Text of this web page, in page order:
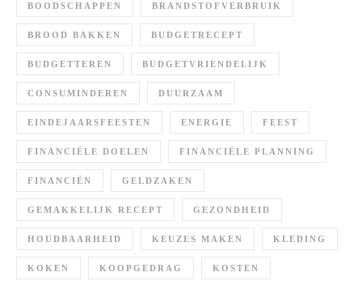
BOODSCHAPPEN BRANDSTOFVERBRUIK
BROOD BAKKEN BUDGETRECEPT
BUDGETTEREN BUDGETVRIENDELIJK
CONSUMINDEREN DUURZAAM
EINDEJAARSFEESTEN ENERGIE FEEST
FINANCIËLE DOELEN FINANCIËLE PLANNING
FINANCIËN GELDZAKEN
GEMAKKELIJK RECEPT GEZONDHEID
HOUDBAARHEID KEUZES MAKEN KLEDING
KOKEN KOOPGEDRAG KOSTEN